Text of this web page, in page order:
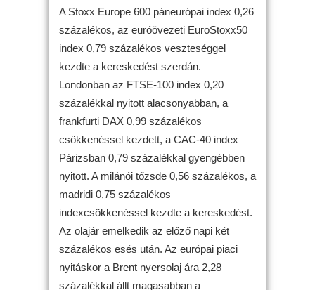
A Stoxx Europe 600 páneurópai index 0,26
százalékos, az euróövezeti EuroStoxx50
index 0,79 százalékos veszteséggel
kezdte a kereskedést szerdán.
Londonban az FTSE-100 index 0,20
százalékkal nyitott alacsonyabban, a
frankfurti DAX 0,99 százalékos
csökkenéssel kezdett, a CAC-40 index
Párizsban 0,79 százalékkal gyengébben
nyitott. A milánói tőzsde 0,56 százalékos, a
madridi 0,75 százalékos
indexcsökkenéssel kezdte a kereskedést.
Az olajár emelkedik az előző napi két
százalékos esés után. Az európai piaci
nyitáskor a Brent nyersolaj ára 2,28
százalékkal állt magasabban a